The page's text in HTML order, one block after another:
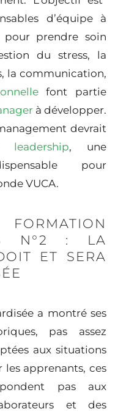
d’équipe à
pour prendre soin
du stress, la
la communication,
font partie
à développer.
devrait
leadership, une
pour
VUCA.
N°2 : LA
ET SERA
a montré ses
pas assez
aux situations
les apprenants, ces
pas aux
et des